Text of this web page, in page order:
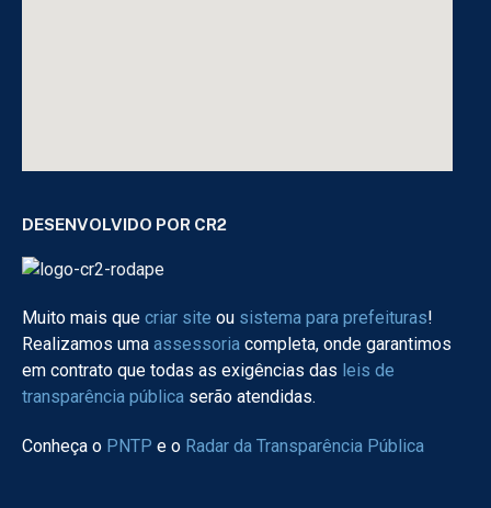
DESENVOLVIDO POR CR2
Muito mais que criar site ou sistema para prefeituras!
Realizamos uma assessoria completa, onde garantimos
em contrato que todas as exigências das leis de
transparência pública serão atendidas.
Conheça o PNTP e o Radar da Transparência Pública